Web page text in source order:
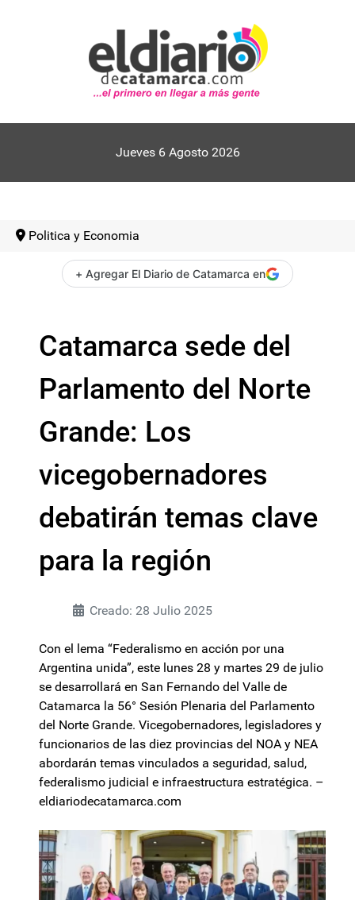
Jueves 6 Agosto 2026
Politica y Economia
+ Agregar El Diario de Catamarca en
Catamarca sede del
Parlamento del Norte
Grande: Los
vicegobernadores
debatirán temas clave
para la región
Creado: 28 Julio 2025
Con el lema “Federalismo en acción por una
Argentina unida”, este lunes 28 y martes 29 de julio
se desarrollará en San Fernando del Valle de
Catamarca la 56° Sesión Plenaria del Parlamento
del Norte Grande. Vicegobernadores, legisladores y
funcionarios de las diez provincias del NOA y NEA
abordarán temas vinculados a seguridad, salud,
federalismo judicial e infraestructura estratégica. –
eldiariodecatamarca.com